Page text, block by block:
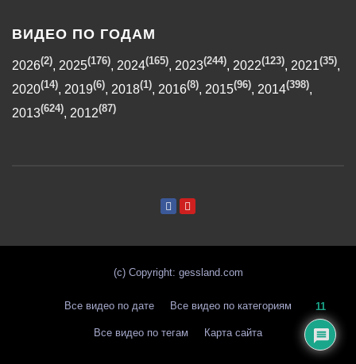
ВИДЕО ПО ГОДАМ
2026(2), 2025(176), 2024(165), 2023(244), 2022(123), 2021(35),
2020(14), 2019(6), 2018(1), 2016(8), 2015(96), 2014(398),
2013(624), 2012(87)
(с) Copyright: gessland.com
Все видео по дате Все видео по категориям
Все видео по тегам Карта сайта
11